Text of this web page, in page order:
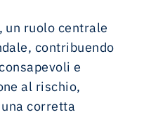
un ruolo centrale
contribuendo
e
al rischio,
corretta